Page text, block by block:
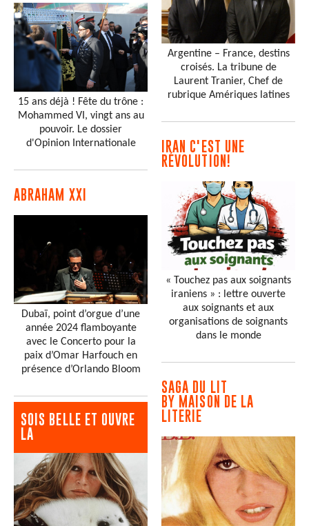
15 ans déjà ! Fête du trône :
Mohammed VI, vingt ans au
pouvoir. Le dossier
d'Opinion Internationale
ABRAHAM XXI
Dubaï, point d’orgue d’une
année 2024 flamboyante
avec le Concerto pour la
paix d’Omar Harfouch en
présence d’Orlando Bloom
SOIS BELLE ET OUVRE
LA
Argentine – France, destins
croisés. La tribune de
Laurent Tranier, Chef de
rubrique Amériques latines
IRAN C'EST UNE
RÉVOLUTION!
« Touchez pas aux soignants
iraniens » : lettre ouverte
aux soignants et aux
organisations de soignants
dans le monde
SAGA DU LIT
BY MAISON DE LA
LITERIE